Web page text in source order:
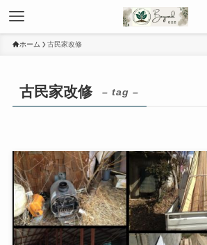
ホーム 古民家改修
古民家改修 – tag –